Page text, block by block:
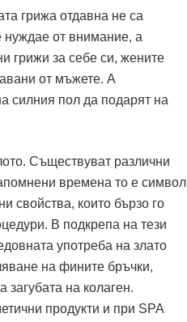
грижа отдавна не са
нуждае от внимание, а
грижи за себе си, жените
от мъжете. А
силния пол да подарят на
Съществуват различни
времена то е символ
свойства, които бързо го
В подкрепа на тези
употреба на злато
на фините бръчки,
загубата на колаген.
продукти и при SPA